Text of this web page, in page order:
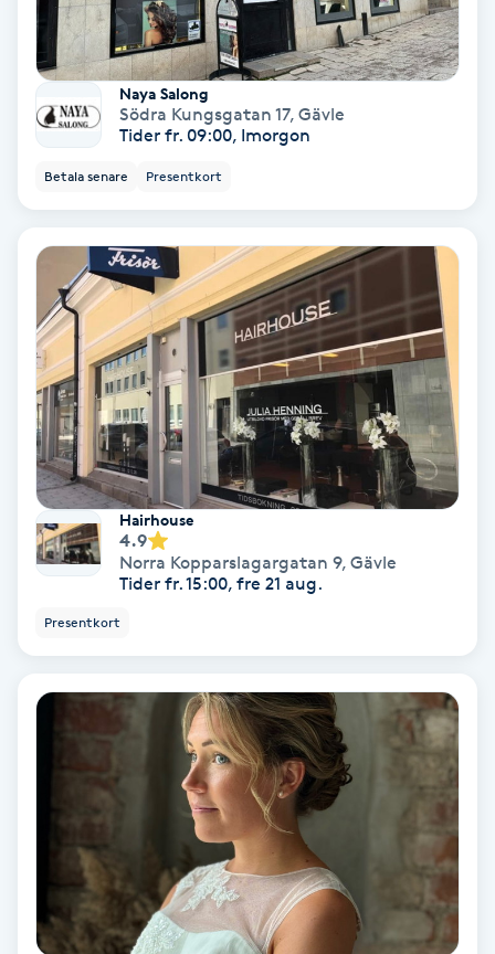
Svensk massage
Svettbehandling
Taktil massage
Tandblekning
Tandläkare
Tatuering
Tatueringsborttagning
Terapi
Thaimassage
Toning
Torrborstning
Triggerpunktsmassage
Trådning
Naya Salong
Södra Kungsgatan 17, Gävle
Tider fr. 09:00, Imorgon
Betala senare Presentkort
Hairhouse
4.9
Norra Kopparslagargatan 9, Gävle
Tider fr. 15:00, fre 21 aug.
Presentkort